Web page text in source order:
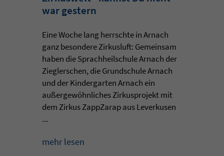
war gestern
Eine Woche lang herrschte in Arnach
ganz besondere Zirkusluft: Gemeinsam
haben die Sprachheilschule Arnach der
Zieglerschen, die Grundschule Arnach
und der Kindergarten Arnach ein
außergewöhnliches Zirkusprojekt mit
dem Zirkus ZappZarap aus Leverkusen
...
mehr lesen